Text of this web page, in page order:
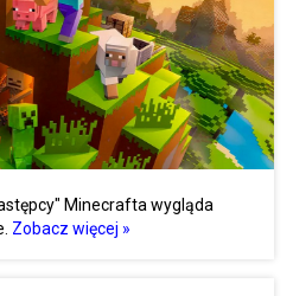
Minecrafta wygląda
Zobacz więcej »